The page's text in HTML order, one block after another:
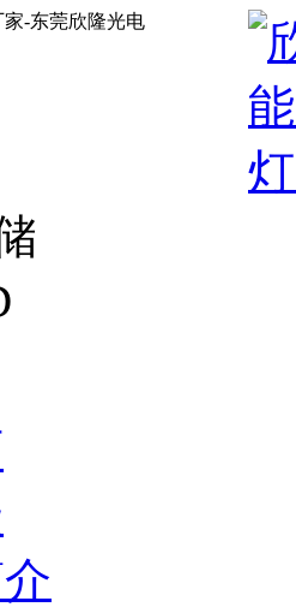
-东莞欣隆光电